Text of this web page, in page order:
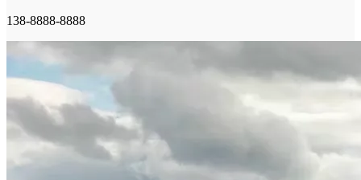
138-8888-8888